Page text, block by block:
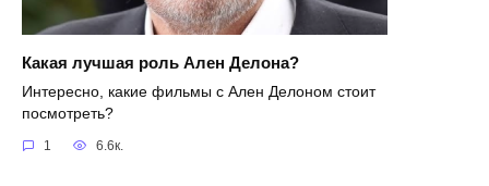
Какая лучшая роль Ален Делона?
Интересно, какие фильмы с Ален Делоном стоит
посмотреть?
1 6.6к.